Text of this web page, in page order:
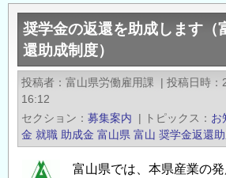
15
日
開
催
女
性
航
空
エ
奨学金の返還を助成します（
還助成制度）
投稿者 富山県労働雇用課 | 投稿日時
16:12
セクション
募集案内 | トピックス お
金 就職 助成金 富山県 富山 奨学金返還
富山県では、本県産業の